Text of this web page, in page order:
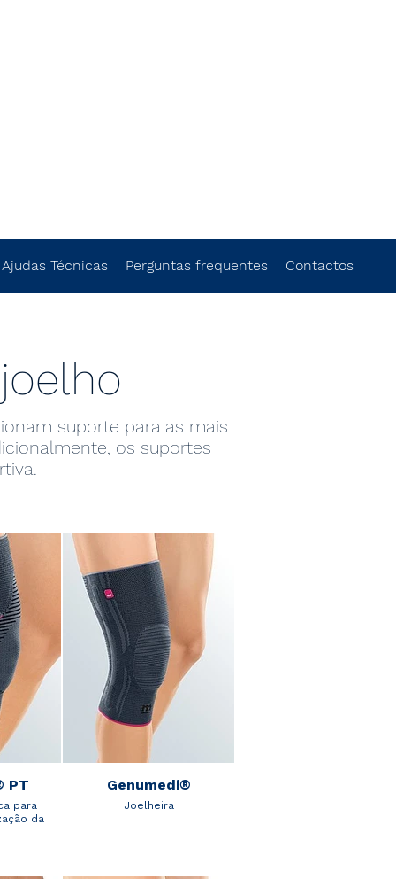
Ajudas Técnicas Perguntas frequentes Contactos
suporte para as mais
os suportes
PT
para
da
Genumedi®
Joelheira